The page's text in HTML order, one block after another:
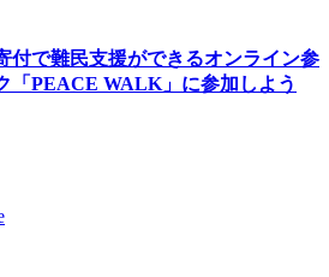
付で難民支援ができるオンライン参
「PEACE WALK」に参加しよう